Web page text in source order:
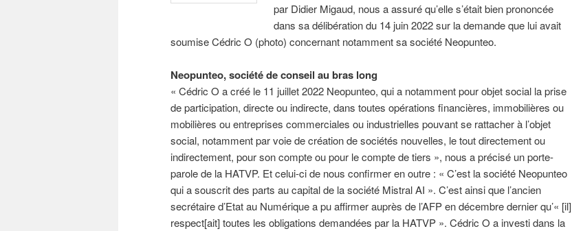
par Didier Migaud, nous a assuré qu’elle s’était bien prononcée
dans sa délibération du 14 juin 2022 sur la demande que lui avait
soumise Cédric O (photo) concernant notamment sa société Neopunteo.
Neopunteo, société de conseil au bras long
« Cédric O a créé le 11 juillet 2022 Neopunteo, qui a notamment pour objet social la prise
de participation, directe ou indirecte, dans toutes opérations financières, immobilières ou
mobilières ou entreprises commerciales ou industrielles pouvant se rattacher à l’objet
social, notamment par voie de création de sociétés nouvelles, le tout directement ou
indirectement, pour son compte ou pour le compte de tiers », nous a précisé un porte-
parole de la HATVP. Et celui-ci de nous confirmer en outre : « C’est la société Neopunteo
qui a souscrit des parts au capital de la société Mistral AI ». C’est ainsi que l’ancien
secrétaire d’Etat au Numérique a pu affirmer auprès de l’AFP en décembre dernier qu’« [il]
respect[ait] toutes les obligations demandées par la HATVP ». Cédric O a investi dans la